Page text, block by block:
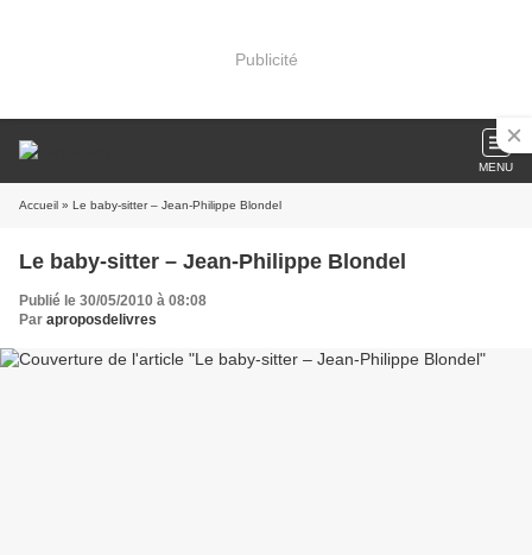
Publicité
MENU
Accueil » Le baby-sitter – Jean-Philippe Blondel
Le baby-sitter – Jean-Philippe Blondel
Publié le 30/05/2010 à 08:08
Par aproposdelivres